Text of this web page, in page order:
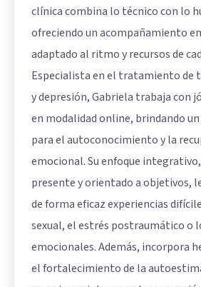
clínica combina lo técnico con lo
ofreciendo un acompañamiento
adaptado al ritmo y recursos de
Especialista en el tratamiento de
y depresión, Gabriela trabaja con
en modalidad online, brindando
para el autoconocimiento y la
emocional. Su enfoque
presente y orientado a objetivos,
de forma eficaz experiencias
sexual, el estrés postraumático o
emocionales. Además, incorpora
el fortalecimiento de la